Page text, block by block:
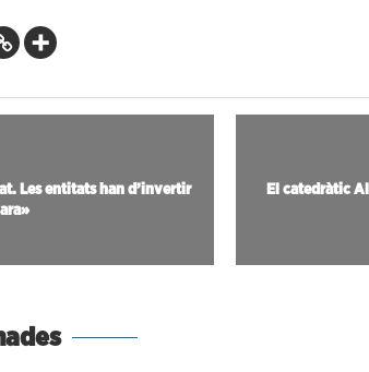
Les entitats han d’invertir
El catedràtic